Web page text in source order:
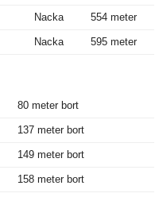
Nacka 554 meter
Nacka 595 meter
80 meter bort
137 meter bort
149 meter bort
158 meter bort